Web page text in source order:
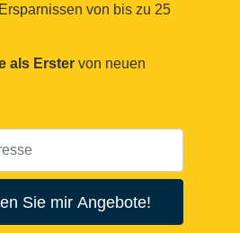
von bis zu 25
als Erster von neuen
Sie mir Angebote!